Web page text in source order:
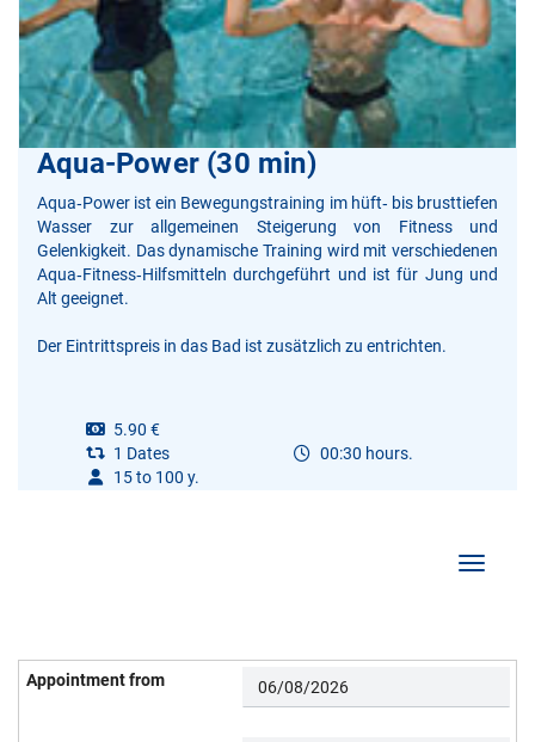
Aqua-Power (30 min)
Aqua‑Power ist ein Bewegungstraining im hüft‑ bis brusttiefen
Wasser zur allgemeinen Steigerung von Fitness und
Gelenkigkeit. Das dynamische Training wird mit verschiedenen
Aqua‑Fitness‑Hilfsmitteln durchgeführt und ist für Jung und
Alt geeignet.
Der Eintrittspreis in das Bad ist zusätzlich zu entrichten.
5.90 €
1 Dates
00:30 hours.
15 to 100 y.
Show/